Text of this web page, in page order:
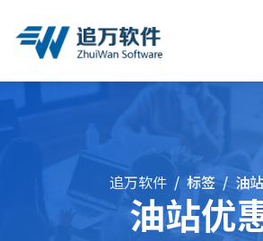
追万软件 标签 油
油站优